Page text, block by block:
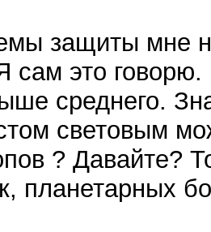
защиты мне
сам это говорю.
среднего.
световым
? Давайте?
планетарных